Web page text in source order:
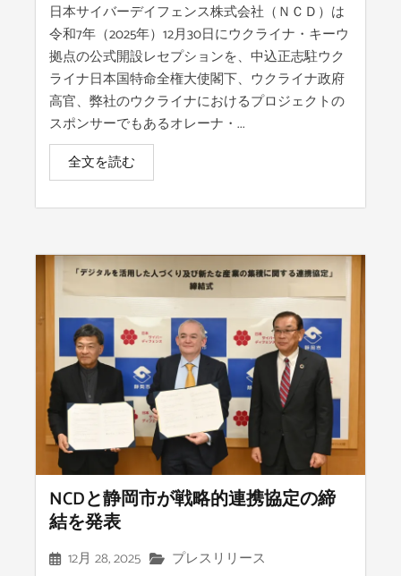
日本サイバーデイフェンス株式会社（ＮＣＤ）は
令和7年（2025年）12月30日にウクライナ・キーウ
拠点の公式開設レセプションを、中込正志駐ウク
ライナ日本国特命全権大使閣下、ウクライナ政府
高官、弊社のウクライナにおけるプロジェクトの
スポンサーでもあるオレーナ・...
全文を読む
NCDと静岡市が戦略的連携協定の締
結を発表
12月 28, 2025
プレスリリース